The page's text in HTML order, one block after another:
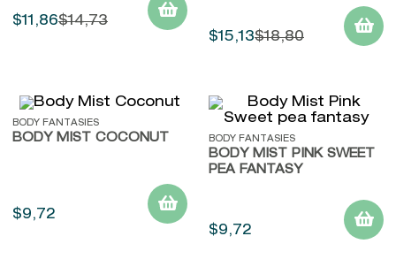
$11 ,86$14,73
$15,13$18,80
BODY FANTASIES
BODY MIST COCONUT
$9, 72
BODY FANTASIES
BODY MIST PINK SWEET
PEA FANTASY
$9, 72